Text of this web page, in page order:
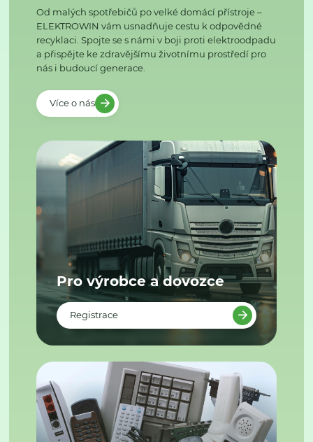
Od malých spotřebičů po velké domácí přístroje –
ELEKTROWIN vám usnadňuje cestu k odpovědné
recyklaci. Spojte se s námi v boji proti elektroodpadu
a přispějte ke zdravějšímu životnímu prostředí pro
nás i budoucí generace.
Více o nás
Pro výrobce a dovozce
Registrace